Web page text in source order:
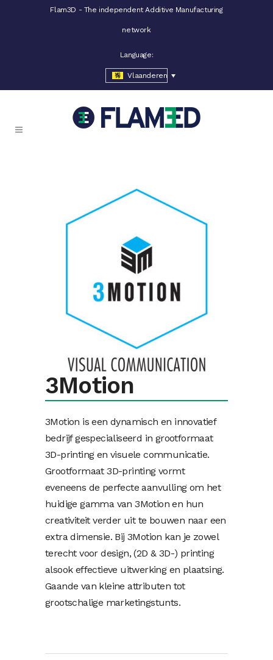
Flam3D - The independent Additive Manufacturing
network
Language:
Vlaanderen
3Motion
3Motion is een dynamisch en innovatief
bedrijf gespecialiseerd in grootformaat
3D-printing en visuele communicatie.
Grootformaat 3D-printing vormt
eveneens de perfecte aanvulling om het
huidige gamma van 3Motion en hun
creativiteit verder uit te bouwen naar een
extra dimensie. Bij 3Motion kan je zowel
terecht voor design, (2D & 3D-) printing
alsook effectieve uitwerking en plaatsing.
Gaande van kleine attributen tot
grootschalige marketingstunts.